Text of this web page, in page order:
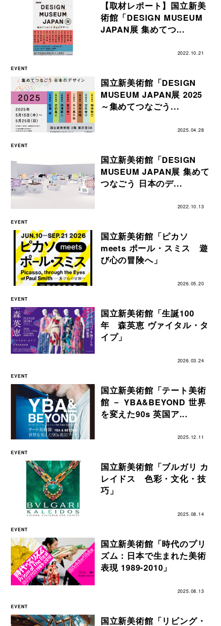
EVENT
国立新美術館「DESIGN
MUSEUM JAPAN展 2025
～集めてつなごう...
2025.04.28
【取材レポート】国立新美
術館「DESIGN MUSEUM
JAPAN展 集めてつ...
2022.10.21
EVENT
国立新美術館「DESIGN
MUSEUM JAPAN展 集めて
つなごう 日本のデ...
2022.10.13
EVENT
国立新美術館「ピカソ
meets ポール・スミス 遊
び心の冒険へ」
2026.05.20
EVENT
国立新美術館「生誕100
年 森英恵 ヴァイタル・タ
イプ」
2026.03.24
EVENT
国立新美術館「テート美術
館 － YBA&BEYOND 世界
を変えた90s 英国ア...
2025.12.11
EVENT
国立新美術館「ブルガリ カ
レイドス 色彩・文化・技
巧」
2025.08.14
EVENT
国立新美術館「時代のプリ
ズム：日本で生まれた美術
表現 1989-2010」
2025.08.13
EVENT
国立新美術館「リビング・